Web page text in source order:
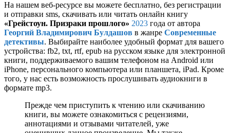
На нашем веб-ресурсе вы можете бесплатно, без регистрации
и отправки sms, скачивать или читать онлайн книгу
«Грейстоун. Призраки прошлого» 2023 года от автора
Георгий Владимирович Булдашов в жанре Современные
детективы. Выбирайте наиболее удобный формат для вашего
устройства: fb2, txt, rtf, epub на русском языке для электронной
книги, поддерживаемого вашим телефоном на Android или
iPhone, персонального компьютера или планшета, iPad. Кроме
того, у нас есть возможность прослушивать аудиокниги в
формате mp3.
Прежде чем приступить к чтению или скачиванию
книги, вы можете ознакомиться с рецензиями,
аннотациями и отзывами читателей, уже